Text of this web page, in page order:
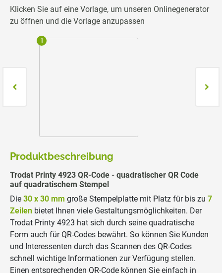
Klicken Sie auf eine Vorlage, um unseren Onlinegenerator
zu öffnen und die Vorlage anzupassen
1
Produktbeschreibung
Trodat Printy 4923 QR-Code - quadratischer QR Code
auf quadratischem Stempel
Die 30 x 30 mm große Stempelplatte mit Platz für bis zu 7
Zeilen bietet Ihnen viele Gestaltungsmöglichkeiten. Der
Trodat Printy 4923 hat sich durch seine quadratische
Form auch für QR-Codes bewährt. So können Sie Kunden
und Interessenten durch das Scannen des QR-Codes
schnell wichtige Informationen zur Verfügung stellen.
Einen entsprechenden QR-Code können Sie einfach in